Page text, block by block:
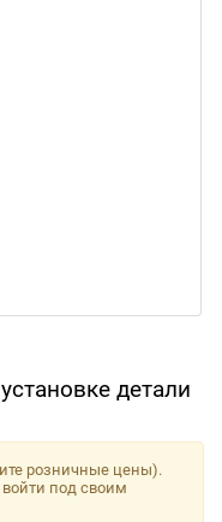
детали
розничные цены).
под своим